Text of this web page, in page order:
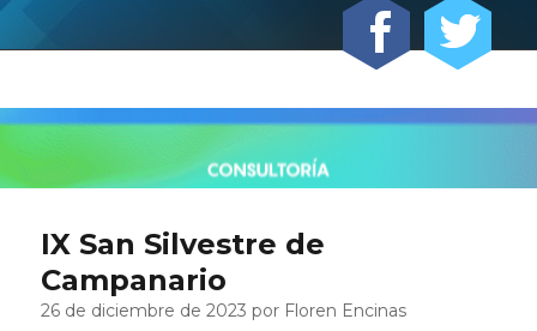
IX San Silvestre de
Campanario
26 de diciembre de 2023 por Floren Encinas